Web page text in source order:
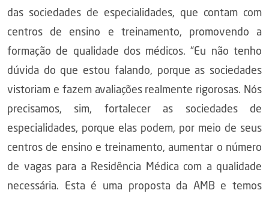
das sociedades de especialidades, que contam com
centros de ensino e treinamento, promovendo a
formação de qualidade dos médicos. “Eu não tenho
dúvida do que estou falando, porque as sociedades
vistoriam e fazem avaliações realmente rigorosas. Nós
precisamos, sim, fortalecer as sociedades de
especialidades, porque elas podem, por meio de seus
centros de ensino e treinamento, aumentar o número
de vagas para a Residência Médica com a qualidade
necessária. Esta é uma proposta da AMB e temos